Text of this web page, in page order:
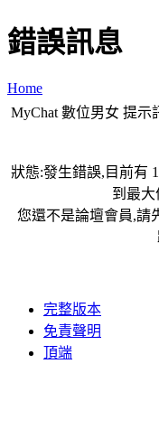
錯誤訊息
Home
MyChat 數位男女 提示
狀態:發生錯誤,目前有
到最大
您還不是論壇會員,請
完整版本
免責聲明
頂端